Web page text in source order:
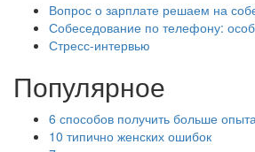
Вопрос о зарплате решаем на
Собеседование по телефону:
Стресс-интервью
Популярное
6 способов получить больше
10 типично женских ошибок